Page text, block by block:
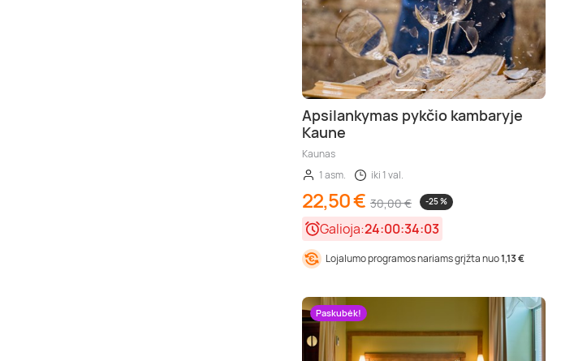
Apsilankymas pykčio kambaryje
Kaune
Kaunas
1 asm.
iki 1 val.
22,50 € 30,00 € -25 %
Galioja:24:00:34:01
Lojalumo programos nariams grįžta nuo1,13 €
Paskubėk!